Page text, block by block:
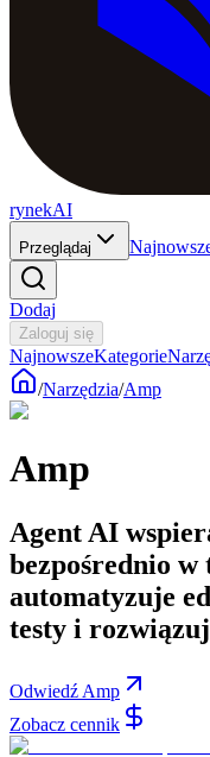
rynekAI
Przeglądaj
Dodaj
Zaloguj się
NajnowszeKategorie
/Narzędzia/Amp
Amp
Agent AI
bezpośrednio
automatyzuje
testy i
Odwiedź Amp
Zobacz cennik